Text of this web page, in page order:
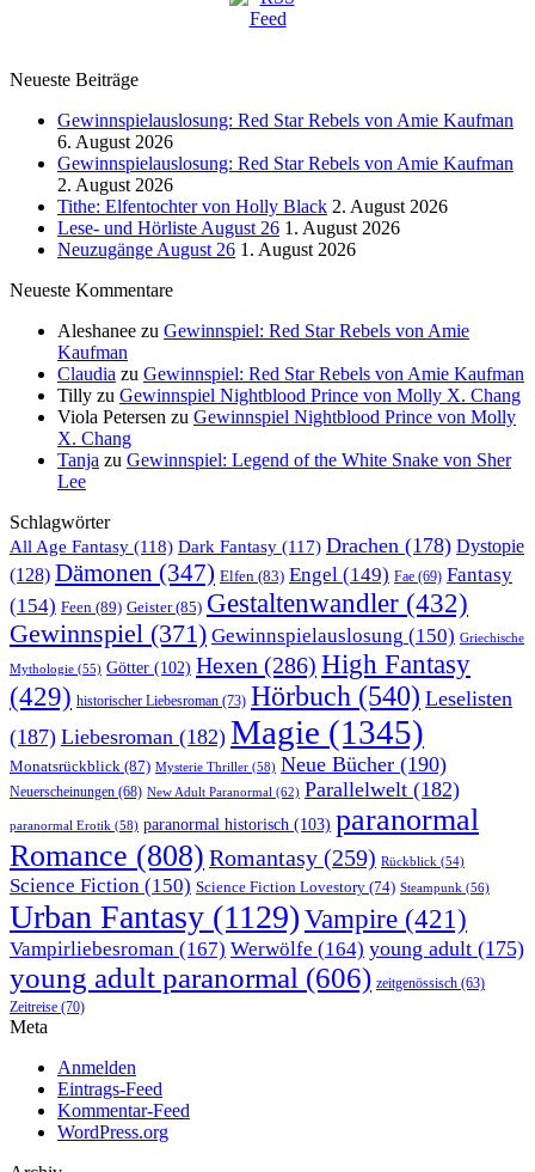
Neueste Beiträge
Gewinnspielauslosung: Red Star Rebels von Amie Kaufman
6. August 2026
Gewinnspielauslosung: Red Star Rebels von Amie Kaufman
2. August 2026
Tithe: Elfentochter von Holly Black 2. August 2026
Lese- und Hörliste August 26 1. August 2026
Neuzugänge August 26 1. August 2026
Neueste Kommentare
Aleshanee zu Gewinnspiel: Red Star Rebels von Amie
Kaufman
Claudia zu Gewinnspiel: Red Star Rebels von Amie Kaufman
Tilly zu Gewinnspiel Nightblood Prince von Molly X. Chang
Viola Petersen zu Gewinnspiel Nightblood Prince von Molly
X. Chang
Tanja zu Gewinnspiel: Legend of the White Snake von Sher
Lee
Schlagwörter
All Age Fantasy (118) Dark Fantasy (117) Drachen (178) Dystopie
(128) Dämonen (347) Elfen (83) Engel (149) Fae (69) Fantasy
(154) Feen (89) Geister(85) Gestaltenwandler (432)
Gewinnspiel (371) Gewinnspielauslosung (150) Griechische
Mythologie (55) Götter (102) Hexen (286) High Fantasy
(429) historischer Liebesroman (73) Hörbuch (540) Leselisten
(187) Liebesroman (182) Magie (1345)
Monatsrückblick (87) Mysterie Thriller (58) Neue Bücher (190)
Neuerscheinungen (68) New Adult Paranormal (62) Parallelwelt (182)
paranormal Erotik (58) paranormal historisch (103) paranormal
Romance (808) Romantasy (259) Rückblick (54)
Science Fiction (150) Science Fiction Lovestory (74) Steampunk (56)
Urban Fantasy (1129) Vampire (421)
Vampirliebesroman (167) Werwölfe (164) young adult (175)
young adult paranormal (606) zeitgenössisch (63)
Zeitreise (70)
Meta
Anmelden
Eintrags-Feed
Kommentar-Feed
WordPress.org